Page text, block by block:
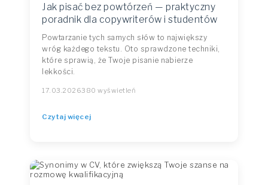
Jak pisać bez powtórzeń — praktyczny
poradnik dla copywriterów i studentów
Powtarzanie tych samych słów to największy
wróg każdego tekstu. Oto sprawdzone techniki,
które sprawią, że Twoje pisanie nabierze
lekkości.
17.03.2026380 wyświetleń
Czytaj więcej